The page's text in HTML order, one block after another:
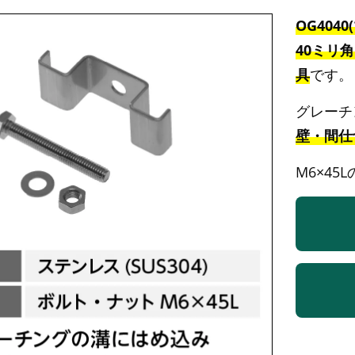
40ミリ
具です。
グレー
壁・間
M6×45L